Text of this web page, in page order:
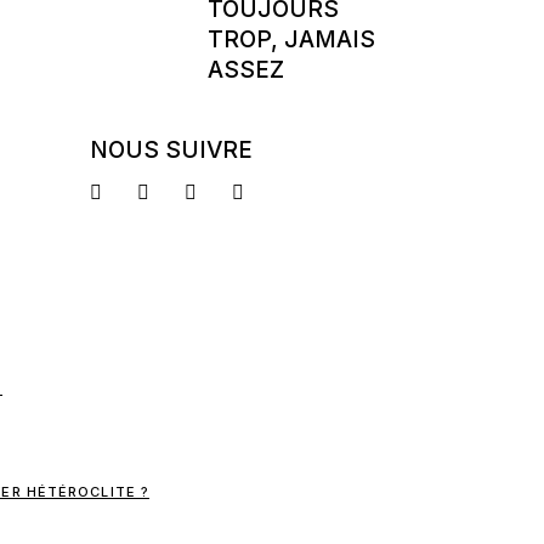
TOUJOURS
TROP, JAMAIS
ASSEZ
NOUS SUIVRE
HÉTÉROCLITE ?